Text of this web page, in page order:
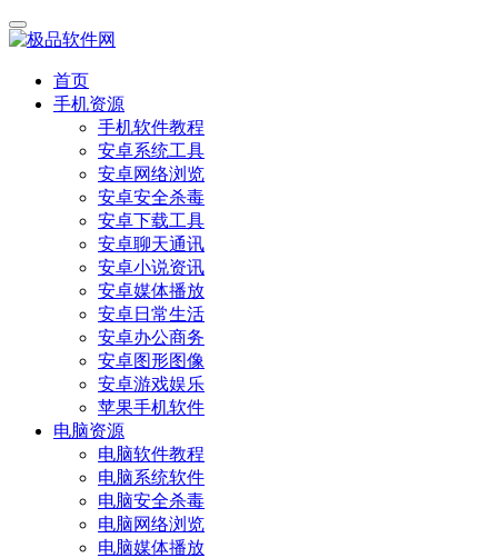
首页
手机资源
手机软件教程
安卓系统工具
安卓网络浏览
安卓安全杀毒
安卓下载工具
安卓聊天通讯
安卓小说资讯
安卓媒体播放
安卓日常生活
安卓办公商务
安卓图形图像
安卓游戏娱乐
苹果手机软件
电脑资源
电脑软件教程
电脑系统软件
电脑安全杀毒
电脑网络浏览
电脑媒体播放